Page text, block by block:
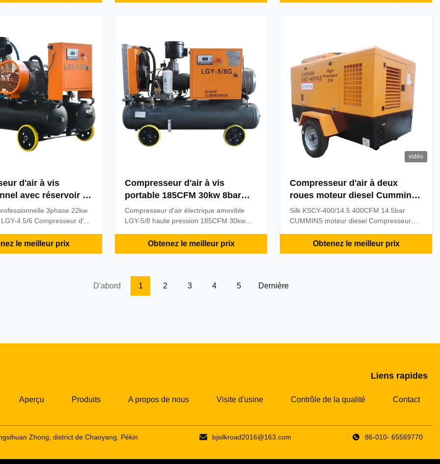
d'air à vis
avec réservoir 3
6bar minier LGY-
3phase 22kw
4.5/6 Compresseur d'air
série de machine à vis -
le meilleur prix
Compresseur d'air à vis
portable 185CFM 30kw 8bar
électrique amovible LGY-5/8
haute pression
Compresseur d'air électrique amovible
LGY-5/8 haute pression 185CFM 30kw
caractéristiques de l'exploitation minière
pour faciliter LGY ...
Obtenez le meilleur prix
vidéo
Compresseur d'air à deux
roues moteur diesel Cummins
KSCY-400/14.5 400CFM 14.5bar
Silk KSCY-400/14.5 400CFM 14.5bar
CUMMINS moteur diesel Compresseur
425CFM 10 bar moteur diesel portable
Obtenez le meilleur prix
D'abord 1 2 3 4 5 Dernière
Liens rapides
Aperçu Produits A propos de nous Visite d'usine Contrôle de la qualité Contact
Zhong, district de Chaoyang, Pékin bjsilkroad2016@163.com 86-010- 65569770